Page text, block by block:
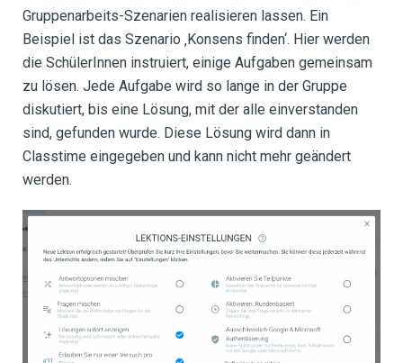
Gruppenarbeits-Szenarien realisieren lassen. Ein
Beispiel ist das Szenario ‚Konsens finden‘. Hier werden
die SchülerInnen instruiert, einige Aufgaben gemeinsam
zu lösen. Jede Aufgabe wird so lange in der Gruppe
diskutiert, bis eine Lösung, mit der alle einverstanden
sind, gefunden wurde. Diese Lösung wird dann in
Classtime eingegeben und kann nicht mehr geändert
werden.